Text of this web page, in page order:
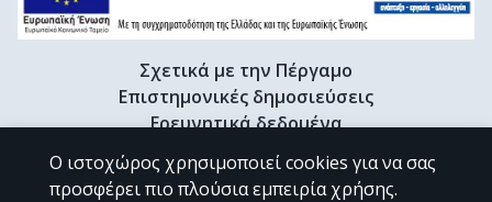
Σχετικά με την Πέργαμο
Επιστημονικές δημοσιεύσεις
Ερευνητικά δεδομένα
Διδακτορικές διατριβές & Γκρίζα βιβλιογραφία
Προφίλ Ερευνητή
Ο ιστοχώρος χρησιμοποιεί cookies για να σας
προσφέρει πιο πλούσια εμπειρία χρήσης.